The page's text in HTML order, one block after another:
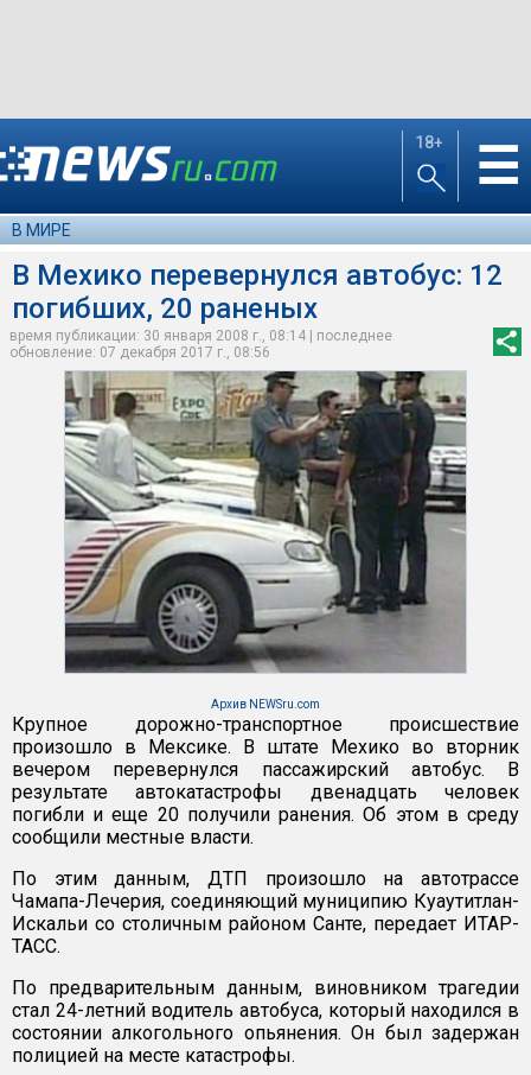
18+ ☰
В МИРЕ
В Мехико перевернулся автобус: 12
погибших, 20 раненых
время публикации: 30 января 2008 г., 08:14 | последнее
обновление: 07 декабря 2017 г., 08:56
Архив NEWSru.com
Крупное дорожно-транспортное происшествие
произошло в Мексике. В штате Мехико во вторник
вечером перевернулся пассажирский автобус. В
результате автокатастрофы двенадцать человек
погибли и еще 20 получили ранения. Об этом в среду
сообщили местные власти.
По этим данным, ДТП произошло на автотрассе
Чамапа-Лечерия, соединяющий муниципию Куаутитлан-
Искальи со столичным районом Санте, передает ИТАР-
ТАСС.
По предварительным данным, виновником трагедии
стал 24-летний водитель автобуса, который находился в
состоянии алкогольного опьянения. Он был задержан
полицией на месте катастрофы.